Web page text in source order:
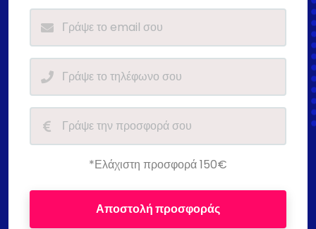
*Ελάχιστη προσφορά 150€
Αποστολή προσφοράς